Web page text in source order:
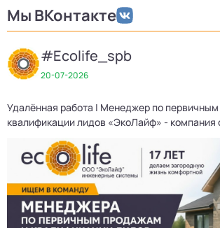
Мы ВКонтакте
#Ecolife_spb
20-07-2026
Удалённая работа | Менеджер по
квалификации лидов «ЭкоЛайф» - компания